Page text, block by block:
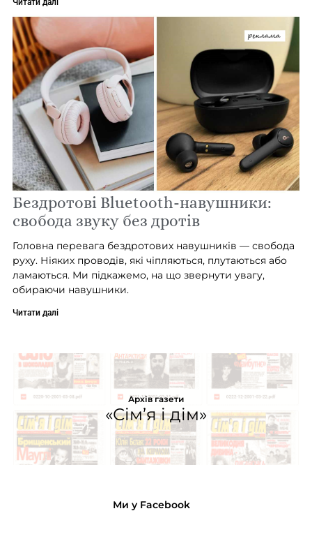
Читати далі
Бездротові Bluetooth-навушники:
свобода звуку без дротів
Головна перевага бездротових навушників — свобода
руху. Ніяких проводів, які чіпляються, плутаються або
ламаються. Ми підкажемо, на що звернути увагу,
обираючи навушники.
Читати далі
Архів газети
«Сім’я і дім»
Ми у Facebook